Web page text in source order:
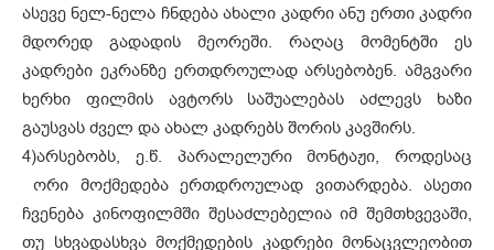
ასევე ნელ-ნელა ჩნდება ახალი კადრი ანუ ერთი კადრი
მდორედ გადადის მეორეში. რაღაც მომენტში ეს
კადრები ეკრანზე ერთდროულად არსებობენ. ამგვარი
ხერხი ფილმის ავტორს საშუალებას აძლევს ხაზი
გაუსვას ძველ და ახალ კადრებს შორის კავშირს.
4)არსებობს, ე.წ. პარალელური მონტაჟი, როდესაც
ორი მოქმედება ერთდროულად ვითარდება. ასეთი
ჩვენება კინოფილმში შესაძლებელია იმ შემთხვევაში,
თუ სხვადასხვა მოქმედების კადრები მონაცვლეობით